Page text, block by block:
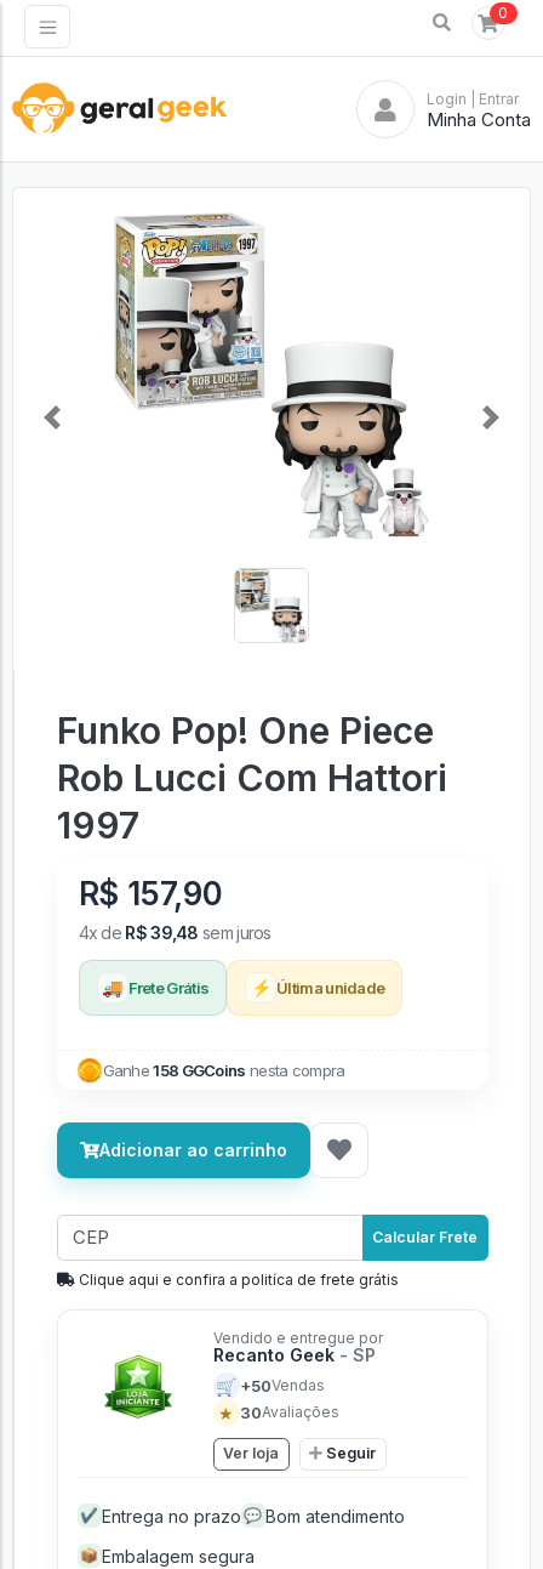
0
Login | Entrar
Minha Conta
Previous Next
Funko Pop! One Piece
Rob Lucci Com Hattori
1997
R$ 157,90
4x de R$ 39,48 sem juros
🚚 Frete Grátis ⚡ Última unidade
Ganhe158 GGCoins nesta compra
Adicionar ao carrinho
Calcular Frete
Clique aqui e confira a politíca de frete grátis
Vendido e entregue por
Recanto Geek - SP
🛒 +50Vendas
★ 30Avaliações
Ver loja Seguir
✔ Entrega no prazo 💬 Bom atendimento
📦 Embalagem segura